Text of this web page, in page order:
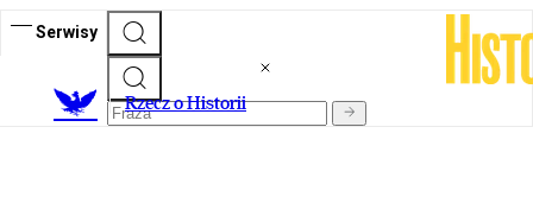
Serwisy
Rzecz o Historii